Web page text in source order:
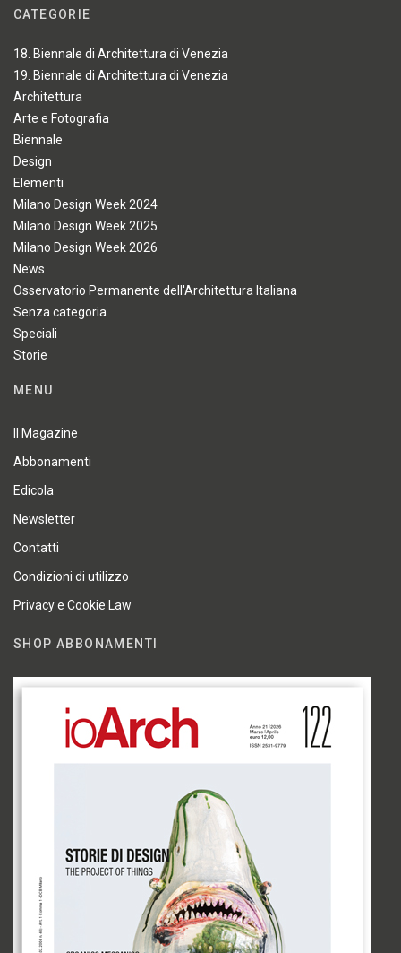
CATEGORIE
18. Biennale di Architettura di Venezia
19. Biennale di Architettura di Venezia
Architettura
Arte e Fotografia
Biennale
Design
Elementi
Milano Design Week 2024
Milano Design Week 2025
Milano Design Week 2026
News
Osservatorio Permanente dell'Architettura Italiana
Senza categoria
Speciali
Storie
MENU
Il Magazine
Abbonamenti
Edicola
Newsletter
Contatti
Condizioni di utilizzo
Privacy e Cookie Law
SHOP ABBONAMENTI